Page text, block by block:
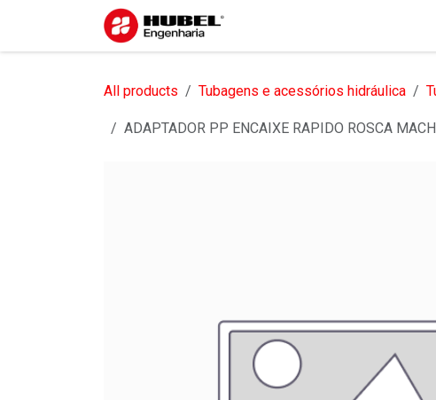
Pular para o conteúdo
All products Tubagens e acessórios hidráulica
ADAPTADOR PP ENCAIXE RAPIDO ROSCA